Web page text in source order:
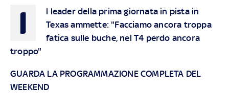
I l leader della prima giornata in pista in
Texas ammette: "Facciamo ancora troppa
fatica sulle buche, nel T4 perdo ancora
troppo"
GUARDA LA PROGRAMMAZIONE COMPLETA DEL
WEEKEND